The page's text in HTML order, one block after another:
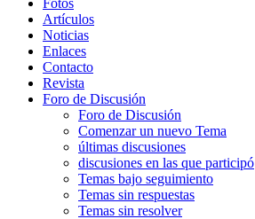
Fotos
Artículos
Noticias
Enlaces
Contacto
Revista
Foro de Discusión
Foro de Discusión
Comenzar un nuevo Tema
últimas discusiones
discusiones en las que participó
Temas bajo seguimiento
Temas sin respuestas
Temas sin resolver